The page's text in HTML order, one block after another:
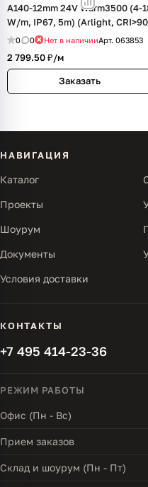
A140-12mm 24V Warm3500 (4-
W/m, IP67, 5m) (Arlight,
0 0 Нет в наличииАрт. 063853
2 799.50 ₽/м
Заказать
НАВИГАЦИЯ
Каталог
Проекты
Шоурум
Документы
Условия доставки
КОНТАКТЫ
+7 495 414-23-36
РЕЖИМ РАБОТЫ
Офис (Пн - Вс)
Прием заказов
Склад и шоурум (Пн - Пт)